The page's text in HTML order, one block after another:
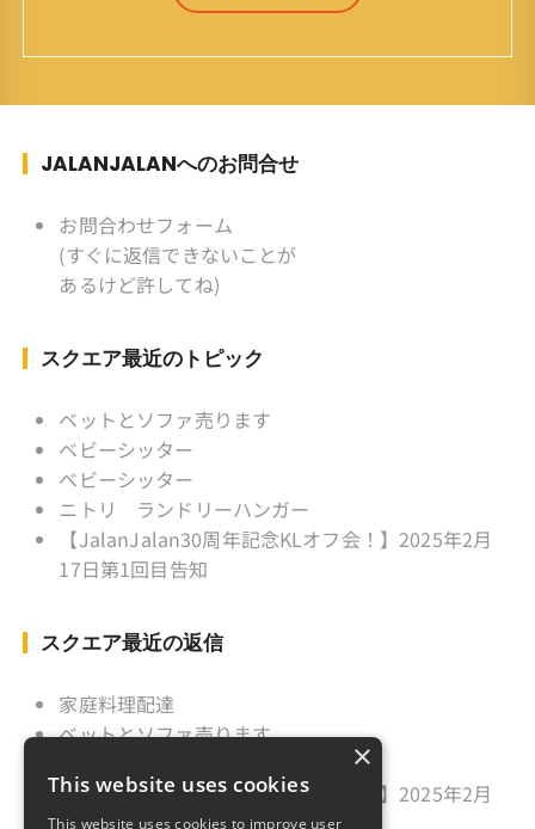
7月4日(61才) 生まれ ：香港(3才まで)
スポーツ ：水泳(浜名湾流古式泳法、競泳平泳
ク ソフトボール
監督 BKKソフトボール「おぼん
こぼん 」監督 マレーシア歴：1991年から31年
目 タイ歴 ：2001年から21年目
JALANJALANへのお問合せ
お問合わせフォーム
(すぐに返信できないことが
あるけど許してね)
スクエア最近のトピック
ベットとソファ売ります
ベビーシッター
ベビーシッター
ニトリ ランドリーハンガー
【JalanJalan30周年記念KLオフ会！】2025年2月
17日第1回目告知
スクエア最近の返信
家庭料理配達
ベットとソファ売ります
【JalanJalan30周年記念KLオフ会！】2025年2月
17日第1回目告知
×
This website uses cookies
This website uses cookies to improve user